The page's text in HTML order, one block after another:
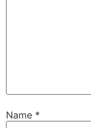
Name *